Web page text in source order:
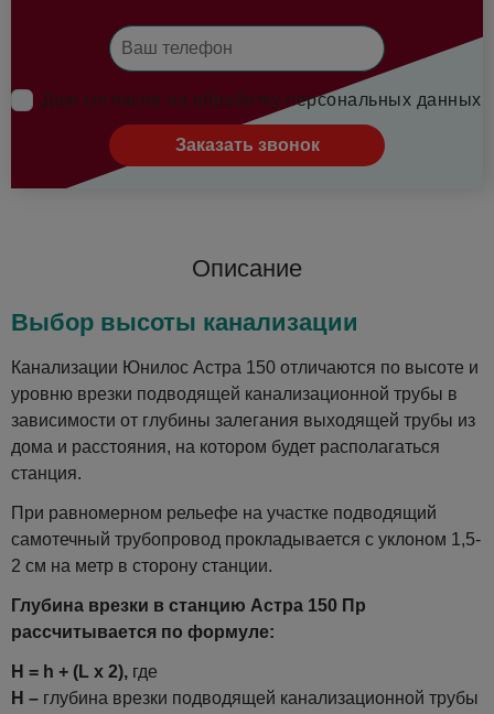
Даю согласие на обработку персональных данных
Заказать звонок
Описание
Выбор высоты канализации
Канализации Юнилос Астра 150 отличаются по высоте и
уровню врезки подводящей канализационной трубы в
зависимости от глубины залегания выходящей трубы из
дома и расстояния, на котором будет располагаться
станция.
При равномерном рельефе на участке подводящий
самотечный трубопровод прокладывается с уклоном 1,5-
2 см на метр в сторону станции.
Глубина врезки в станцию Астра 150 Пр
рассчитывается по формуле:
H = h + (L x 2), где
H – глубина врезки подводящей канализационной трубы